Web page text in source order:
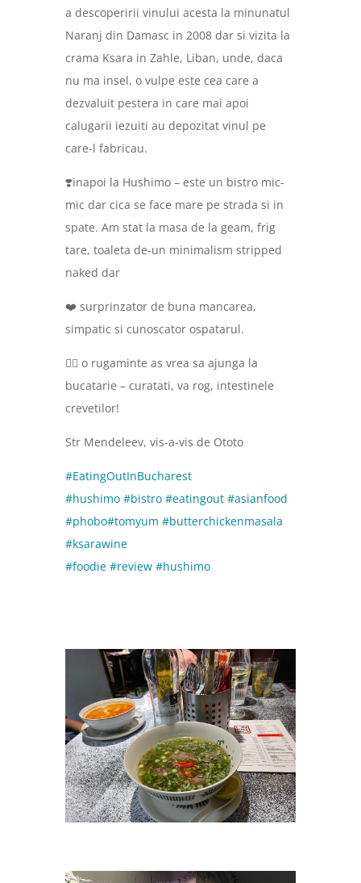
a descoperirii vinului acesta la minunatul
Naranj din Damasc in 2008 dar si vizita la
crama Ksara in Zahle, Liban, unde, daca
nu ma insel, o vulpe este cea care a
dezvaluit pestera in care mai apoi
calugarii iezuiti au depozitat vinul pe
care-l fabricau.
❣️inapoi la Hushimo – este un bistro mic-
mic dar cica se face mare pe strada si in
spate. Am stat la masa de la geam, frig
tare, toaleta de-un minimalism stripped
naked dar
❤️ surprinzator de buna mancarea,
simpatic si cunoscator ospatarul.
🤦‍♀️ o rugaminte as vrea sa ajunga la
bucatarie – curatati, va rog, intestinele
crevetilor!
Str Mendeleev, vis-a-vis de Ototo
#EatingOutInBucharest
#hushimo #bistro #eatingout #asianfood
#phobo#tomyum #butterchickenmasala
#ksarawine
#foodie #review #hushimo